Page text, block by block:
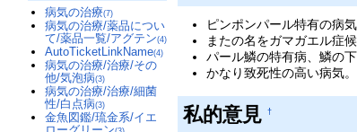
ピンポンパール特有の病気
またの名をガマガエル症候
パール鱗の特有病、鱗の
かなり致死性の高い病気
私的意見†
病気の治療(7)
病気の治療/薬品につい
て/薬品一覧/アグテン(4)
AutoTicketLinkName(4)
病気の治療/治療/その
他/気泡病(3)
病気の治療/治療/細菌
性/白点病(3)
金魚図鑑/琉金系/イエ